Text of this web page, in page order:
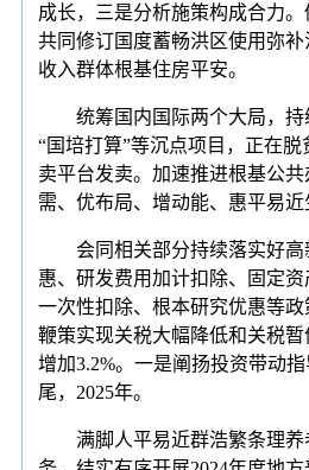
成长，三是分析施策构成合力。
共同修订国度蓄畅洪区使用弥
收入群体根基住房平安。
统筹国内国际两个大局，持
“国培打算”等沉点项目，正在
卖平台发卖。加速推进根基公
需、优布局、增动能、惠平易近
会同相关部分持续落实好高
惠、研发费用加计扣除、固定
一次性扣除、根本研究优惠等政
鞭策实现关税大幅降低和关税
增加3.2%。一是阐扬投资带动
尾，2025年。
满脚人平易近群浩繁条理养